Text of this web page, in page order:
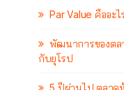
Par Value คืออะไ
พัฒนาการของตล
กับยุโรป
5 ปีผ่านไป ตลาด